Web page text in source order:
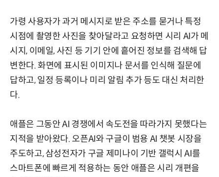
가령 사용자가 과거 메시지로 받은 주소를 묻거나 특정
시점에 촬영한 사진을 찾아달라고 요청하면 시리 AI가 메
시지, 이메일, 사진 등 기기 안에 흩어진 정보를 검색해 답
변한다. 화면에 표시된 이미지나 문서를 인식해 질문에
답하고, 일정 등록이나 미리 알림 추가 등도 대신 처리한
다.
애플은 그동안 AI 경쟁에서 속도전을 따라가지 못했다는
지적을 받아왔다. 오픈AI와 구글이 범용 AI 챗봇 시장을
주도하고, 삼성전자가 구글 제미나이 기반 갤럭시 AI를
스마트폰에 빠르게 적용하는 동안 애플은 시리 개편을